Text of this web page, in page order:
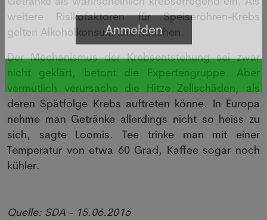
weitere Risikofaktoren für Speiseröhren-Krebs
gelten Alkoholkonsum und Rauchen.
Der Mechanismus der Krebsentstehung sei zwar
nicht geklärt, betont die Expertengruppe. Aber
vermutlich verursache die Hitze Zellschäden, als
deren Spätfolge Krebs auftreten könne. In Europa
nehme man Getränke allerdings nicht so heiss zu
sich, sagte Loomis. Tee trinke man mit einer
Temperatur von etwa 60 Grad, Kaffee sogar noch
kühler.
Quelle: SDA - 15.06.2016